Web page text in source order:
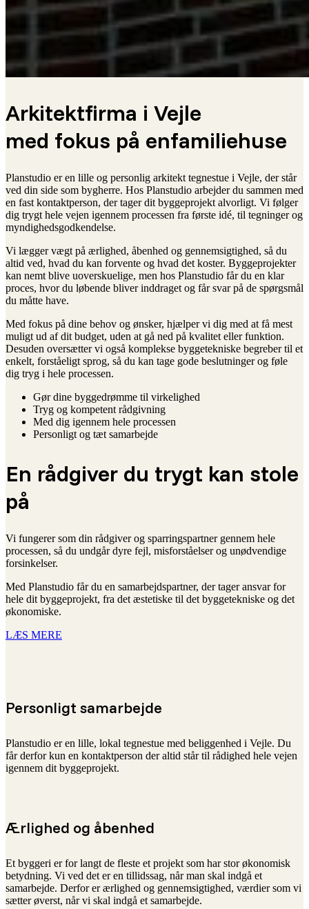
Arkitektfirma i Vejle
med fokus på enfamiliehuse
Planstudio er en lille og personlig arkitekt tegnestue i Vejle, der står
ved din side som bygherre. Hos Planstudio arbejder du sammen med
en fast kontaktperson, der tager dit byggeprojekt alvorligt. Vi følger
dig trygt hele vejen igennem processen fra første idé, til tegninger og
myndighedsgodkendelse.
Vi lægger vægt på ærlighed, åbenhed og gennemsigtighed, så du
altid ved, hvad du kan forvente og hvad det koster. Byggeprojekter
kan nemt blive uoverskuelige, men hos Planstudio får du en klar
proces, hvor du løbende bliver inddraget og får svar på de spørgsmål
du måtte have.
Med fokus på dine behov og ønsker, hjælper vi dig med at få mest
muligt ud af dit budget, uden at gå ned på kvalitet eller funktion.
Desuden oversætter vi også komplekse byggetekniske begreber til et
enkelt, forståeligt sprog, så du kan tage gode beslutninger og føle
dig tryg i hele processen.
Gør dine byggedrømme til virkelighed
Tryg og kompetent rådgivning
Med dig igennem hele processen
Personligt og tæt samarbejde
En rådgiver du trygt kan stole
på
Vi fungerer som din rådgiver og sparringspartner gennem hele
processen, så du undgår dyre fejl, misforståelser og unødvendige
forsinkelser.
Med Planstudio får du en samarbejdspartner, der tager ansvar for
hele dit byggeprojekt, fra det æstetiske til det byggetekniske og det
økonomiske.
LÆS MERE
Personligt samarbejde
Planstudio er en lille, lokal tegnestue med beliggenhed i Vejle. Du
får derfor kun en kontaktperson der altid står til rådighed hele vejen
igennem dit byggeprojekt.
Ærlighed og åbenhed
Et byggeri er for langt de fleste et projekt som har stor økonomisk
betydning. Vi ved det er en tillidssag, når man skal indgå et
samarbejde. Derfor er ærlighed og gennemsigtighed, værdier som vi
sætter øverst, når vi skal indgå et samarbejde.